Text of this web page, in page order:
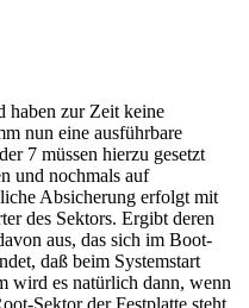
haben zur Zeit keine
nun eine ausführbare
7 müssen hierzu gesetzt
und nochmals auf
Absicherung erfolgt mit
des Sektors. Ergibt deren
aus, das sich im Boot-
daß beim Systemstart
wird es natürlich dann, wenn